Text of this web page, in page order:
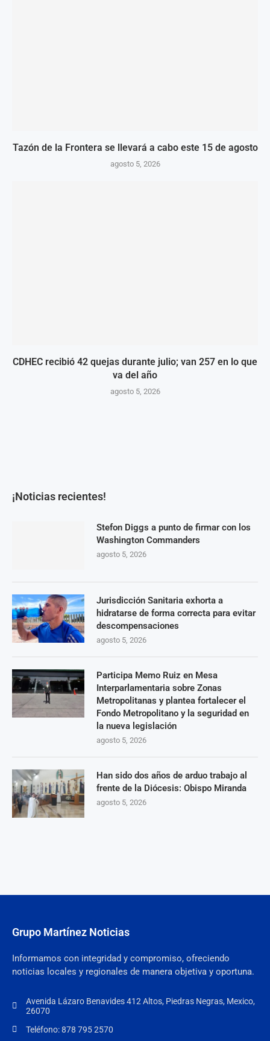
Tazón de la Frontera se llevará a cabo este 15 de agosto
agosto 5, 2026
CDHEC recibió 42 quejas durante julio; van 257 en lo que
va del año
agosto 5, 2026
¡Noticias recientes!
Stefon Diggs a punto de firmar con los
Washington Commanders
agosto 5, 2026
Jurisdicción Sanitaria exhorta a
hidratarse de forma correcta para evitar
descompensaciones
agosto 5, 2026
Participa Memo Ruiz en Mesa
Interparlamentaria sobre Zonas
Metropolitanas y plantea fortalecer el
Fondo Metropolitano y la seguridad en
la nueva legislación
agosto 5, 2026
Han sido dos años de arduo trabajo al
frente de la Diócesis: Obispo Miranda
agosto 5, 2026
Grupo Martínez Noticias
Informamos con integridad y compromiso, ofreciendo
noticias locales y regionales de manera objetiva y oportuna.
Avenida Lázaro Benavides 412 Altos, Piedras Negras, Mexico,
26070
Teléfono: 878 795 2570